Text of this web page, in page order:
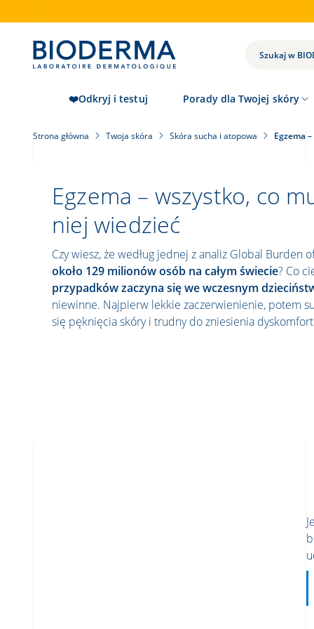
WYSZUKIWANIA
❤️Odkryj i testuj Porady dla Twojej skóry
Strona główna Twoja skóra Skóra sucha i atopowa Egzema
Egzema – wszystko, co
niej wiedzieć
Czy wiesz, że według jednej z analiz Global Burden
około 129 milionów osób na całym świecie? Co
przypadków zaczyna się we wczesnym
niewinne. Najpierw lekkie zaczerwienienie, potem
się pęknięcia skóry i trudny do zniesienia